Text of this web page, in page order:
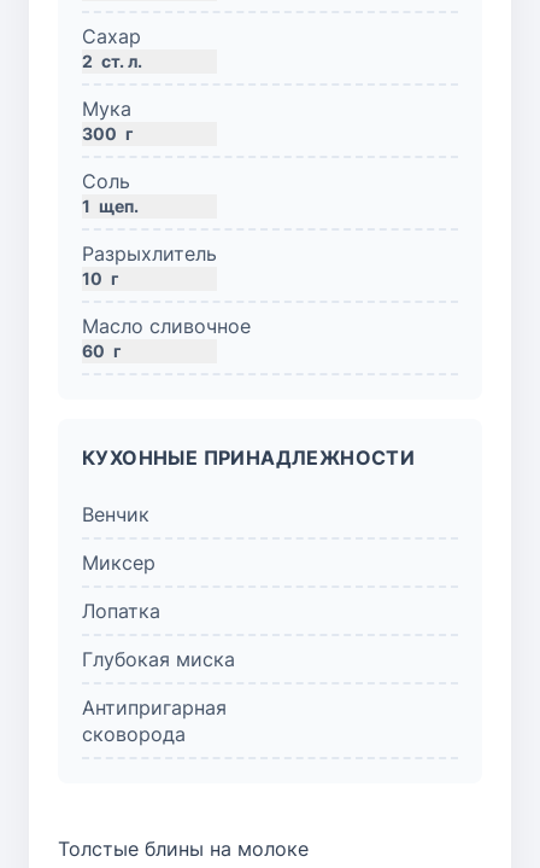
Сахар
2 ст. л.
Мука
300 г
Соль
1 щеп.
Разрыхлитель
10 г
Масло сливочное
60 г
КУХОННЫЕ ПРИНАДЛЕЖНОСТИ
Венчик
Миксер
Лопатка
Глубокая миска
Антипригарная
сковорода
Толстые блины на молоке